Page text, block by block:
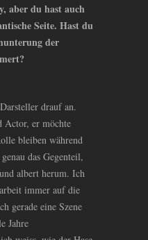
aber du hast auch
Seite. Hast du
der
drauf an.
Actor, er möchte
bleiben während
das Gegenteil,
albert herum. Ich
immer auf die
gerade eine Szene
Jahre